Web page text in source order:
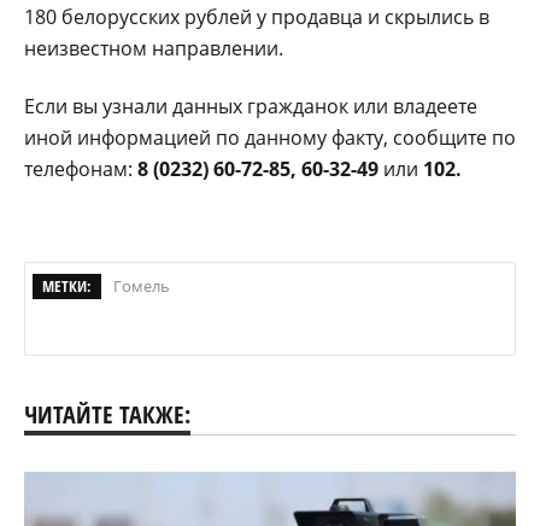
180 белорусских рублей у продавца и скрылись в
неизвестном направлении.
Если вы узнали данных гражданок или владеете
иной информацией по данному факту, сообщите по
телефонам: 8 (0232)60-72-85, 60-32-49 или 102.
МЕТКИ: Гомель
ЧИТАЙТЕ ТАКЖЕ: